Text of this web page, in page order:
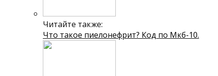
Читайте также:
Что такое пиелонефрит? Код по Мкб-10.